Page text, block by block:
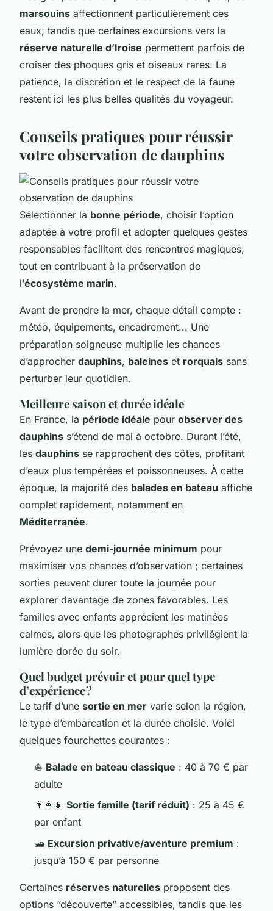
marsouins affectionnent particulièrement ces
eaux, tandis que certaines excursions vers la
réserve naturelle d’Iroise permettent parfois de
croiser des phoques gris et oiseaux rares. La
patience, la discrétion et le respect de la faune
restent ici les plus belles qualités du voyageur.
Conseils pratiques pour réussir
votre observation de dauphins
Sélectionner la bonne période, choisir l’option
adaptée à votre profil et adopter quelques gestes
responsables facilitent des rencontres magiques,
tout en contribuant à la préservation de
l’écosystème marin.
Avant de prendre la mer, chaque détail compte :
météo, équipements, encadrement... Une
préparation soigneuse multiplie les chances
d’approcher dauphins, baleines et rorquals sans
perturber leur quotidien.
Meilleure saison et durée idéale
En France, la période idéale pour observer des
dauphins s’étend de mai à octobre. Durant l’été,
les dauphins se rapprochent des côtes, profitant
d’eaux plus tempérées et poissonneuses. À cette
époque, la majorité des balades en bateau affiche
complet rapidement, notamment en
Méditerranée.
Prévoyez une demi-journée minimum pour
maximiser vos chances d’observation ; certaines
sorties peuvent durer toute la journée pour
explorer davantage de zones favorables. Les
familles avec enfants apprécient les matinées
calmes, alors que les photographes privilégient la
lumière dorée du soir.
Quel budget prévoir et pour quel type
d’expérience ?
Le tarif d’une sortie en mer varie selon la région,
le type d’embarcation et la durée choisie. Voici
quelques fourchettes courantes :
⛵ Balade en bateau classique : 40 à 70 € par
adulte
👨‍👩‍👧 Sortie famille (tarif réduit) : 25 à 45 €
par enfant
🛥️ Excursion privative/aventure premium :
jusqu’à 150 € par personne
Certaines réserves naturelles proposent des
options “découverte” accessibles, tandis que les